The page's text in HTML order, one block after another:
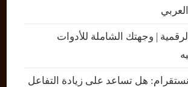
| وجهتك الشاملة للأدوات
هل تساعد على زيادة التفاعل